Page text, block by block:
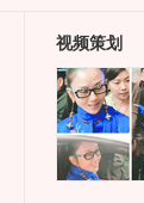
视频策划